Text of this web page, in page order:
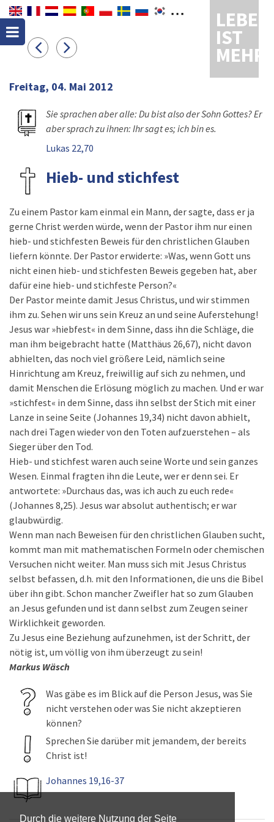
Durch die weitere Nutzung der Seite
LEBEN
IST
MEHR
Freitag, 04. Mai 2012
Sie sprachen aber alle: Du bist also der Sohn Gottes? Er
aber sprach zu ihnen: Ihr sagt es; ich bin es.
Lukas 22,70
Hieb- und stichfest
Zu einem Pastor kam einmal ein Mann, der sagte, dass er ja
gerne Christ werden würde, wenn der Pastor ihm nur einen
hieb- und stichfesten Beweis für den christlichen Glauben
liefern könnte. Der Pastor erwiderte: »Was, wenn Gott uns
nicht einen hieb- und stichfesten Beweis gegeben hat, aber
dafür eine hieb- und stichfeste Person?«
Der Pastor meinte damit Jesus Christus, und wir stimmen
ihm zu. Sehen wir uns sein Kreuz an und seine Auferstehung!
Jesus war »hiebfest« in dem Sinne, dass ihn die Schläge, die
man ihm beigebracht hatte (Matthäus 26,67), nicht davon
abhielten, das noch viel größere Leid, nämlich seine
Hinrichtung am Kreuz, freiwillig auf sich zu nehmen, und
damit Menschen die Erlösung möglich zu machen. Und er war
»stichfest« in dem Sinne, dass ihn selbst der Stich mit einer
Lanze in seine Seite (Johannes 19,34) nicht davon abhielt,
nach drei Tagen wieder von den Toten aufzuerstehen – als
Sieger über den Tod.
Hieb- und stichfest waren auch seine Worte und sein ganzes
Wesen. Einmal fragten ihn die Leute, wer er denn sei. Er
antwortete: »Durchaus das, was ich auch zu euch rede«
(Johannes 8,25). Jesus war absolut authentisch; er war
glaubwürdig.
Wenn man nach Beweisen für den christlichen Glauben sucht,
kommt man mit mathematischen Formeln oder chemischen
Versuchen nicht weiter. Man muss sich mit Jesus Christus
selbst befassen, d.h. mit den Informationen, die uns die Bibel
über ihn gibt. Schon mancher Zweifler hat so zum Glauben
an Jesus gefunden und ist dann selbst zum Zeugen seiner
Wirklichkeit geworden.
Zu Jesus eine Beziehung aufzunehmen, ist der Schritt, der
nötig ist, um völlig von ihm überzeugt zu sein!
Markus Wäsch
Was gäbe es im Blick auf die Person Jesus, was Sie
nicht verstehen oder was Sie nicht akzeptieren
können?
Sprechen Sie darüber mit jemandem, der bereits
Christ ist!
Johannes 19,16-37